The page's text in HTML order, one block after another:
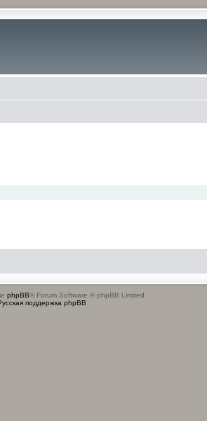
phpBB® Forum Software © phpBB Limited
поддержка phpBB